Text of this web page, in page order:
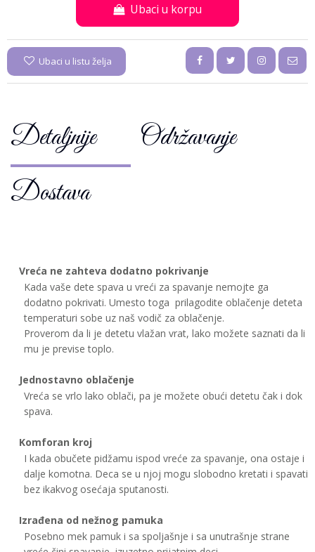
Ubaci u korpu
Ubaci u listu želja
Detaljnije
Održavanje
Dostava
Vreća ne zahteva dodatno pokrivanje
Kada vaše dete spava u vreći za spavanje nemojte ga
dodatno pokrivati. Umesto toga prilagodite oblačenje deteta
temperaturi sobe uz naš vodič za oblačenje.
Proverom da li je detetu vlažan vrat, lako možete saznati da li
mu je previse toplo.
Jednostavno oblačenje
Vreća se vrlo lako oblači, pa je možete obući detetu čak i dok
spava.
Komforan kroj
I kada obučete pidžamu ispod vreće za spavanje, ona ostaje i
dalje komotna. Deca se u njoj mogu slobodno kretati i spavati
bez ikakvog osećaja sputanosti.
Izrađena od nežnog pamuka
Posebno mek pamuk i sa spoljašnje i sa unutrašnje strane